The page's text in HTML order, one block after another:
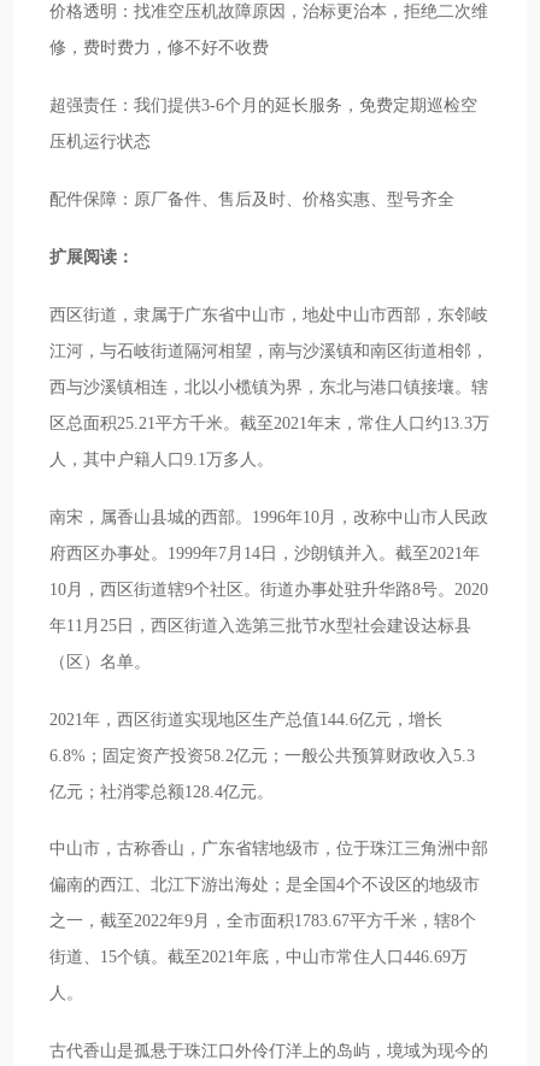
价格透明：找准空压机故障原因，治标更治本，拒绝二次维
修，费时费力，修不好不收费
超强责任：我们提供3-6个月的延长服务，免费定期巡检空
压机运行状态
配件保障：原厂备件、售后及时、价格实惠、型号齐全
扩展阅读：
西区街道，隶属于广东省中山市，地处中山市西部，东邻岐
江河，与石岐街道隔河相望，南与沙溪镇和南区街道相邻，
西与沙溪镇相连，北以小榄镇为界，东北与港口镇接壤。辖
区总面积25.21平方千米。截至2021年末，常住人口约13.3万
人，其中户籍人口9.1万多人。
南宋，属香山县城的西部。1996年10月，改称中山市人民政
府西区办事处。1999年7月14日，沙朗镇并入。截至2021年
10月，西区街道辖9个社区。街道办事处驻升华路8号。2020
年11月25日，西区街道入选第三批节水型社会建设达标县
（区）名单。
2021年，西区街道实现地区生产总值144.6亿元，增长
6.8%；固定资产投资58.2亿元；一般公共预算财政收入5.3
亿元；社消零总额128.4亿元。
中山市，古称香山，广东省辖地级市，位于珠江三角洲中部
偏南的西江、北江下游出海处；是全国4个不设区的地级市
之一，截至2022年9月，全市面积1783.67平方千米，辖8个
街道、15个镇。截至2021年底，中山市常住人口446.69万
人。
古代香山是孤悬于珠江口外伶仃洋上的岛屿，境域为现今的